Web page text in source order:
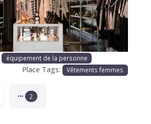
Prochaine
équipement de la personne
Place Tags: Vêtements femmes
2